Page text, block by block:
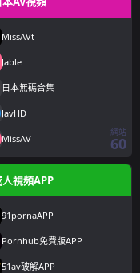
MissAVt
Jable
日本無碼合集
JavHD
MissAV
網站
60
人視頻APP
91pornaAPP
Pornhub免費版APP
51av破解APP